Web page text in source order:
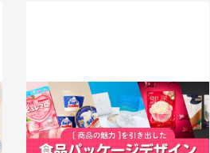
「商品の魅力」を引き出した食品パッケ
ージデザイン実績10選！ | デザイン作
成依頼はT3デザイン
2025.03.24 事例